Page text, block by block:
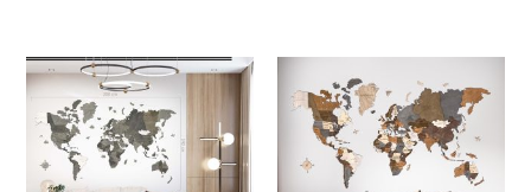
több
variációja
van.
A
van.
A
a